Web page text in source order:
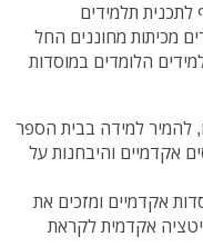
לתכנית תלמידים
מכיתות מחוננים החל
משתתפים השנה 1,347 תלמידים הלומדים במוסדות
להמיר למידה בבית הספר
אקדמיים והיבחנות על
אקדמיים ומזכים את
אקדמית לקראת